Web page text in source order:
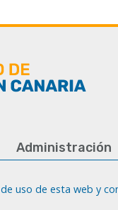
Administración
Fax: +34 928 451 701
uso de esta web y